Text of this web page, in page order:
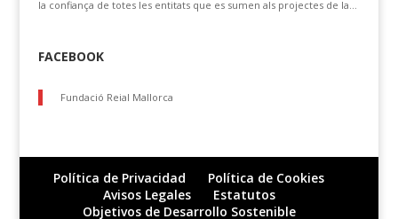
la confiança de totes les entitats que es sumen als projectes de la...
FACEBOOK
Fundació Reial Mallorca
Política de Privacidad
Política de Cookies
Avisos Legales
Estatutos
Objetivos de Desarrollo Sostenible